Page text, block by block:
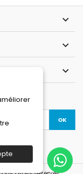


